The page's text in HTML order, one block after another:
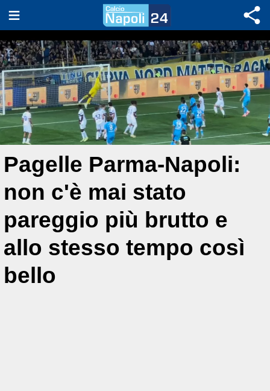
Pagelle Parma-Napoli:
non c'è mai stato
pareggio più brutto e
allo stesso tempo così
bello